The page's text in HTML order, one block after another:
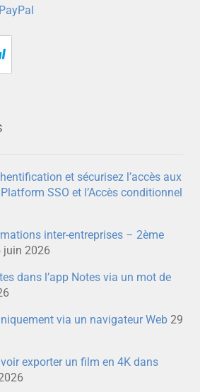
et sécurisez l’accès aux
SSO et l’Accès conditionnel
inter-entreprises – 2ème
juin 2026
dans l’app Notes via un mot de
via un navigateur Web 29
exporter un film en 4K dans